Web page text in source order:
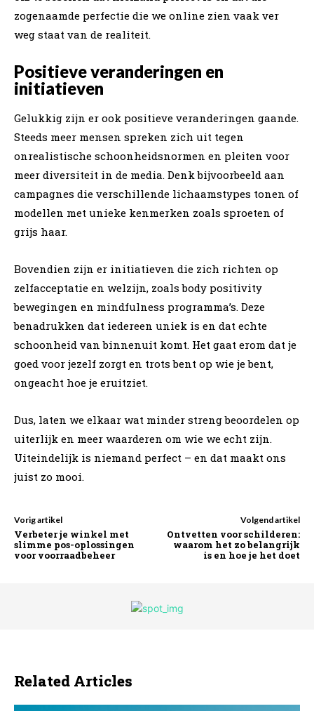
zogenaamde perfectie die we online zien vaak ver
weg staat van de realiteit.
Positieve veranderingen en
initiatieven
Gelukkig zijn er ook positieve veranderingen gaande.
Steeds meer mensen spreken zich uit tegen
onrealistische schoonheidsnormen en pleiten voor
meer diversiteit in de media. Denk bijvoorbeeld aan
campagnes die verschillende lichaamstypes tonen of
modellen met unieke kenmerken zoals sproeten of
grijs haar.
Bovendien zijn er initiatieven die zich richten op
zelfacceptatie en welzijn, zoals body positivity
bewegingen en mindfulness programma’s. Deze
benadrukken dat iedereen uniek is en dat echte
schoonheid van binnenuit komt. Het gaat erom dat je
goed voor jezelf zorgt en trots bent op wie je bent,
ongeacht hoe je eruitziet.
Dus, laten we elkaar wat minder streng beoordelen op
uiterlijk en meer waarderen om wie we echt zijn.
Uiteindelijk is niemand perfect – en dat maakt ons
juist zo mooi.
Vorig artikel
Verbeter je winkel met
slimme pos-oplossingen
voor voorraadbeheer
Volgend artikel
Ontvetten voor schilderen:
waarom het zo belangrijk
is en hoe je het doet
Related Articles